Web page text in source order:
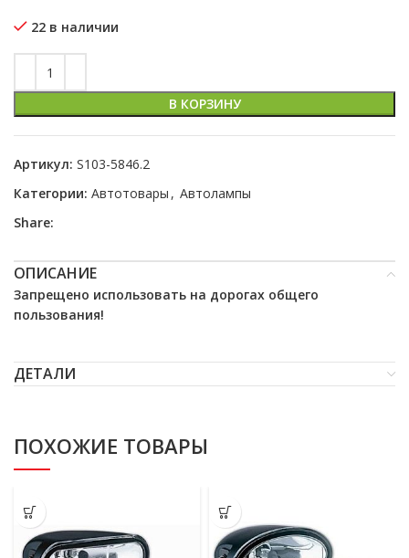
22 в наличии
В КОРЗИНУ
Артикул: S103-5846.2
Категории: Автотовары , Автолампы
Share:
ОПИСАНИЕ
Запрещено использовать на дорогах общего
пользования!
ДЕТАЛИ
ПОХОЖИЕ ТОВАРЫ